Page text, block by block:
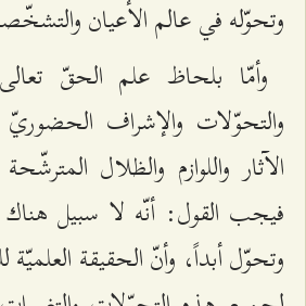
وتحوّله في عالم الأعيان‌
وأمّا بلحاظ علم الحقّ
والتحوّلات والإشراف
الآثار واللوازم والظلال
فيجب القول: أنّه لا سبيل
وتحوّل أبداً، وأنّ الحقيقة العلميّة